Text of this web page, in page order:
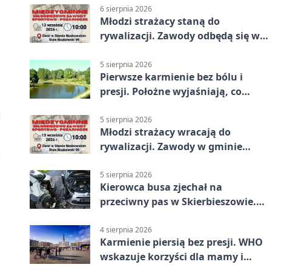
6 sierpnia 2026
Młodzi strażacy staną do
rywalizacji. Zawody odbędą się w
5 sierpnia 2026
Pierwsze karmienie bez bólu i
presji. Położne wyjaśniają, co
5 sierpnia 2026
Młodzi strażacy wracają do
rywalizacji. Zawody w gminie
5 sierpnia 2026
Kierowca busa zjechał na
przeciwny pas w Skierbieszowie.
4 sierpnia 2026
Karmienie piersią bez presji. WHO
wskazuje korzyści dla mamy i